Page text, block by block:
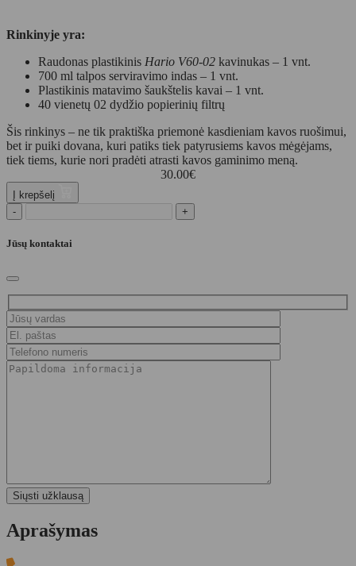
Rinkinyje yra:
Raudonas plastikinis Hario V60-02 kavinukas – 1 vnt.
700 ml talpos serviravimo indas – 1 vnt.
Plastikinis matavimo šaukštelis kavai – 1 vnt.
40 vienetų 02 dydžio popierinių filtrų
Šis rinkinys – ne tik praktiška priemonė kasdieniam kavos ruošimui,
bet ir puiki dovana, kuri patiks tiek patyrusiems kavos mėgėjams,
tiek tiems, kurie nori pradėti atrasti kavos gaminimo meną.
30.00€
Į krepšelį
-
+
Jūsų kontaktai
Aprašymas